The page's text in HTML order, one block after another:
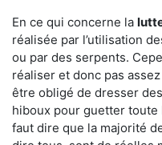
En ce qui concerne la
réalisée par l’utilisation
ou par des serpents.
réaliser et donc pas
être obligé de dresser
hiboux pour guetter
faut dire que la majorité